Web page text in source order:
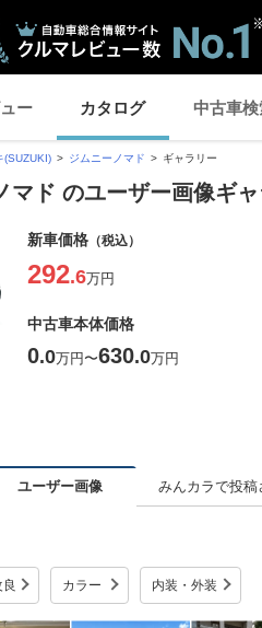
ー カタログ 中古車検
(SUZUKI) ジムニーノマド ギャラリー
マド のユーザー画像ギ
新車価格 （税込）
292.6万円
中古車本体価格
0.0万円〜630.0万円
ユーザー画像 みんカラで投稿
カラー 内装・外装